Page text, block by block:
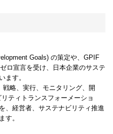
Goals) の策定や、GPIF
ロ宣言を受け、日本企業のサステ
ます。
略、実行、モニタリング、開
ティトランスフォーメーショ
、経営者、サステナビリティ推進
す。